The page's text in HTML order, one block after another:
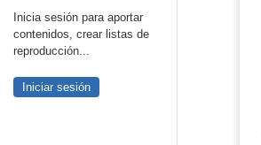
Inicia sesión para aportar
contenidos, crear listas de
reproducción...
Iniciar sesión